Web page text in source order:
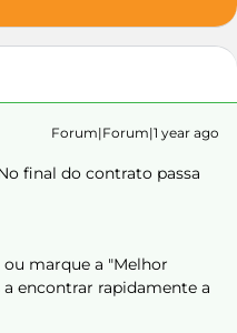
Forum|Forum|1 year ago
final do contrato passa
marque a "Melhor
encontrar rapidamente a